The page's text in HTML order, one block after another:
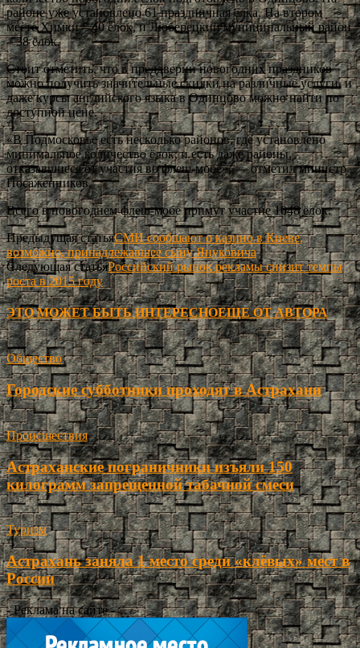
районе уже установлено 61 праздничная ёлка. На втором
месте Химки – 40 ёлок, и Люберецкий муниципальный район
– 38 ёлок.
Стоит отметить, что в преддверии новогодних праздников
можно получить значительные скидки на различные услуги, и
даже курсы английского языка в Одинцово можно найти по
доступной цене.
«В Подмосковье есть несколько районов, где установлено
минимальное количество ёлок, и есть даже районы,
отказавшиеся от участия во флеш-мобе», — отметил министр
Посаженников.
Всего в новогоднем флеш-мобе примут участие 1048 ёлок.
Предыдущая статьяСМИ сообщают о казино в Киеве,
возможно, принадлежавшее сыну Януковича
Следующая статьяРоссийский рынок рекламы снизит темпы
роста в 2015 году
ЭТО МОЖЕТ БЫТЬ ИНТЕРЕСНОЕЩЕ ОТ АВТОРА
Общество
Городские субботники проходят в Астрахани
Происшествия
Астраханские пограничники изъяли 150
килограмм запрещенной табачной смеси
Туризм
Астрахань заняла 1 место среди «клёвых» мест в
России
- Реклама на сайте -